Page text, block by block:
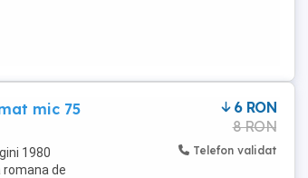
mic 75
1980
de
6 RON
8 RON
Telefon validat